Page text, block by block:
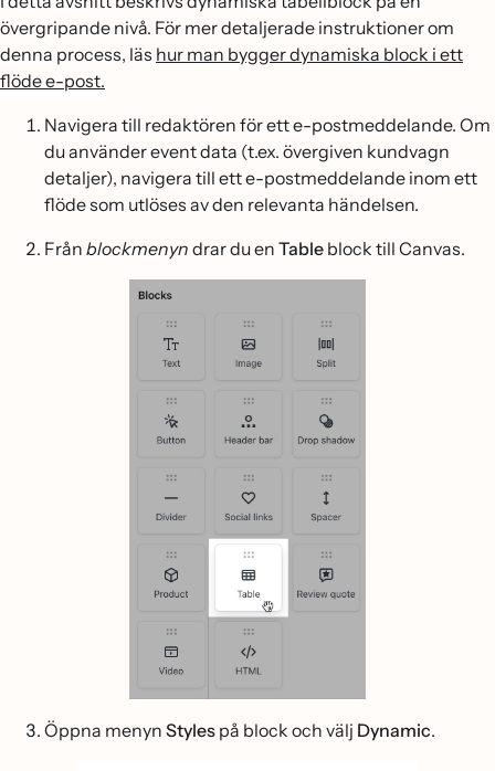
övergripande nivå. För mer detaljerade instruktioner om
denna process, läs hur man bygger dynamiska block i ett
flöde e-post.
Navigera till redaktören för ett e-postmeddelande. Om
du använder event data (t.ex. övergiven kundvagn
detaljer), navigera till ett e-postmeddelande inom ett
flöde som utlöses av den relevanta händelsen.
Från blockmenyn drar du en Table block till Canvas.
Öppna menyn Styles på block och välj Dynamic.